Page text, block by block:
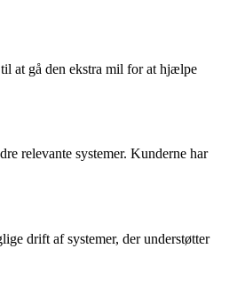
at gå den ekstra mil for at hjælpe
relevante systemer. Kunderne har
drift af systemer, der understøtter